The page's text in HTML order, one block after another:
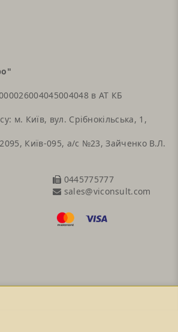
в АТ КБ
м. Київ, вул. Срібнокільська, 1,
Київ-095, а/с №23, Зайченко В.Л.
0445775777
sales@viconsult.com